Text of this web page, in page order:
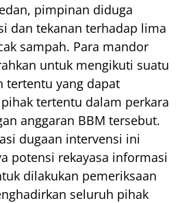
pimpinan diduga
dan tekanan terhadap lima
sampah. Para mandor
untuk mengikuti suatu
tertentu yang dapat
tertentu dalam perkara
anggaran BBM tersebut.
dugaan intervensi ini
potensi rekayasa informasi
dilakukan pemeriksaan
seluruh pihak